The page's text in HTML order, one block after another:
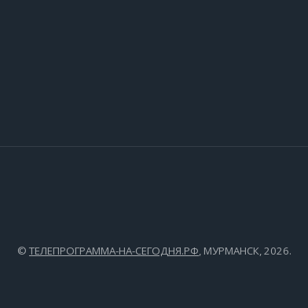
© ТЕЛЕПРОГРАММА-НА-СЕГОДНЯ.РФ, МУРМАНСК, 2026.